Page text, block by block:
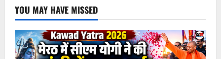
YOU MAY HAVE MISSED